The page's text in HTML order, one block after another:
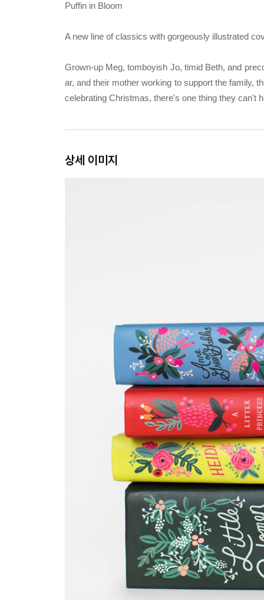
Puffin in Bloom
A new line of classics with gorgeously illustrated
Grown-up Meg, tomboyish Jo, timid Beth, and
ar, and their mother working to support the family,
celebrating Christmas, there's one thing they can't
상세 이미지